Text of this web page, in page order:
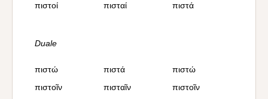
πιστοί
πισταί πιστά
Duale
πιστώ πιστά
πιστώ
πιστοῖν
πισταῖν πιστοῖν